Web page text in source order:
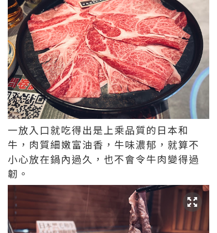
一放入口就吃得出是上乘品質的日本和
牛，肉質細嫩富油香，牛味濃郁，就算不
小心放在鍋內過久，也不會令牛肉變得過
韌。